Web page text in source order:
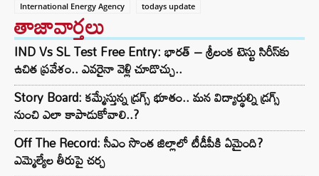
International Energy Agency
todays update
తాజావార్తలు
IND Vs SL Test Free Entry: భారత్ – శ్రీలంక టెస్టు సిరీస్‌కు
ఉచిత ప్రవేశం.. ఎవరైనా వెళ్లి చూడొచ్చు..
Story Board: కమ్మేస్తున్న డ్రగ్స్ భూతం.. మన విద్యార్థుల్ని డ్రగ్స్
నుంచి ఎలా కాపాడుకోవాలి..?
Off The Record: సీఎం సొంత జిల్లాలో టీడీపీకి ఏమైంది?
ఎమ్మెల్యేల తీరుపై చర్చ